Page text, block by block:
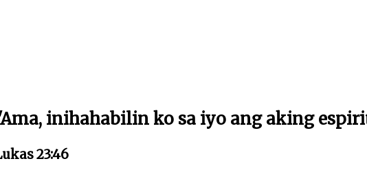
inihahabilin ko sa iyo ang aking
23:46